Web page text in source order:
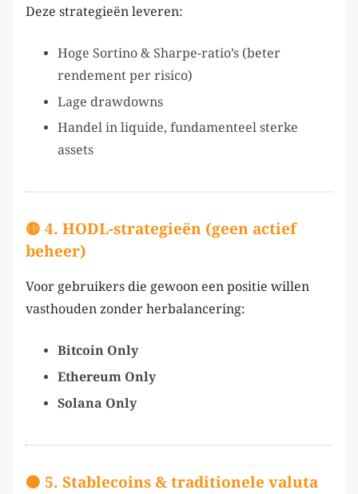
Deze strategieën leveren:
Hoge Sortino & Sharpe-ratio’s (beter
rendement per risico)
Lage drawdowns
Handel in liquide, fundamenteel sterke
assets
🟡 4. HODL-strategieën (geen actief
beheer)
Voor gebruikers die gewoon een positie willen
vasthouden zonder herbalancering:
Bitcoin Only
Ethereum Only
Solana Only
🟠 5. Stablecoins & traditionele valuta